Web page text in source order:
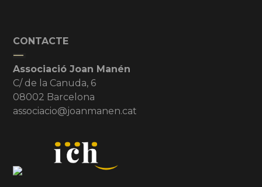
CONTACTE
Associació Joan Manén
C/ de la Canuda, 6
08002 Barcelona
associacio@joanmanen.cat